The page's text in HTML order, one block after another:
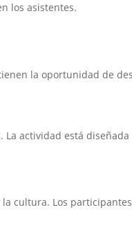
los asistentes.
la oportunidad de
actividad está
cultura. Los